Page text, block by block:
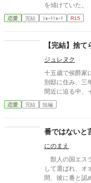
を傾けていた。
もらいたい」
着いていた。し
はどういう意
もらいたい」
かに震えるの
が動揺している
恋愛 完結 ｼｮｰﾄｼｮｰﾄ R15
【完結】捨
ジュレヌク
十五歳で侯爵家
別邸に住み、三
間近に迫る中、
た夫は、妻に仕
られた日記を手
なり、美しく成
ぐ。 自分への
てくれていたの
人間の思いが
恋愛 完結 短編
番ではないと
にのまえ
獣人の国エス
して選ばれ、オ
間、彼に番と認